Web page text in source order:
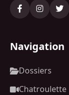
Navigation
Dossiers
Chatroulette